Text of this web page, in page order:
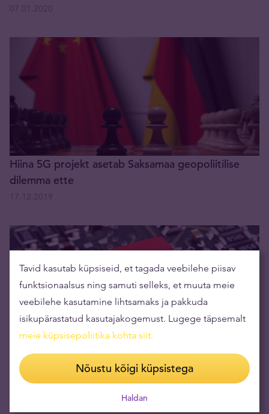
Hiina 5G projekt asetab Saksamaa geopoliitilise
dilemma ette
USA-Hiina mõõduvõtu tehnoloogiline dimensioon:
Hiina elektroonikatööstus varub embargo kartuses
massiliselt USA mikrokiipe
Tavid kasutab küpsiseid, et tagada veebilehe piisav
funktsionaalsus ning samuti selleks, et muuta meie
veebilehe kasutamine lihtsamaks ja pakkuda
isikupärastatud kasutajakogemust. Lugege täpsemalt
meie küpsisepoliitika kohta siit.
Nõustu kõigi küpsistega
Haldan